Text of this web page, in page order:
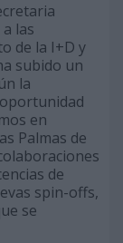
las
de la I+D y
subido un
la
en
Palmas de
de
spin-offs,
se